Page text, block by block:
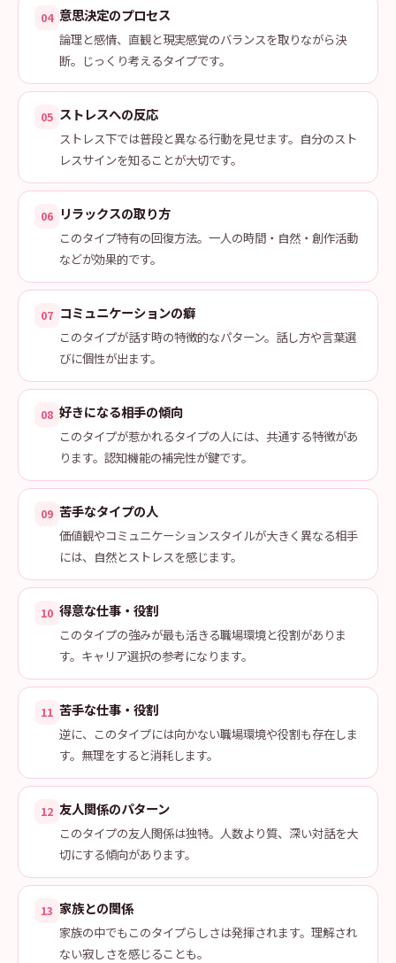
04 意思決定のプロセス
論理と感情、直観と現実感覚のバランスを取りながら決
断。じっくり考えるタイプです。
05 ストレスへの反応
ストレス下では普段と異なる行動を見せます。自分のスト
レスサインを知ることが大切です。
06 リラックスの取り方
このタイプ特有の回復方法。一人の時間・自然・創作活動
などが効果的です。
07 コミュニケーションの癖
このタイプが話す時の特徴的なパターン。話し方や言葉選
びに個性が出ます。
08 好きになる相手の傾向
このタイプが惹かれるタイプの人には、共通する特徴があ
ります。認知機能の補完性が鍵です。
09 苦手なタイプの人
価値観やコミュニケーションスタイルが大きく異なる相手
には、自然とストレスを感じます。
10 得意な仕事・役割
このタイプの強みが最も活きる職場環境と役割がありま
す。キャリア選択の参考になります。
11 苦手な仕事・役割
逆に、このタイプには向かない職場環境や役割も存在しま
す。無理をすると消耗します。
12 友人関係のパターン
このタイプの友人関係は独特。人数より質、深い対話を大
切にする傾向があります。
13 家族との関係
家族の中でもこのタイプらしさは発揮されます。理解され
ない寂しさを感じることも。